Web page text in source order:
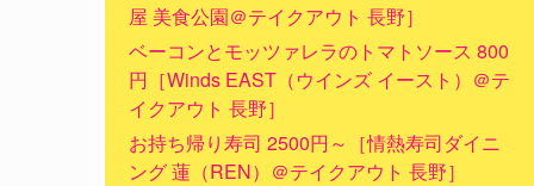
屋 美食公園＠テイクアウト 長野］
ベーコンとモッツァレラのトマトソース 800
円［Winds EAST（ウインズ イースト）＠テ
イクアウト 長野］
お持ち帰り寿司 2500円～［情熱寿司ダイニ
ング 蓮（REN）＠テイクアウト 長野］